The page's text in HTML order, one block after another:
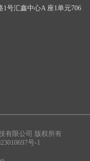
号汇鑫中心A 座1单元706
技有限公司 版权所有
号-1